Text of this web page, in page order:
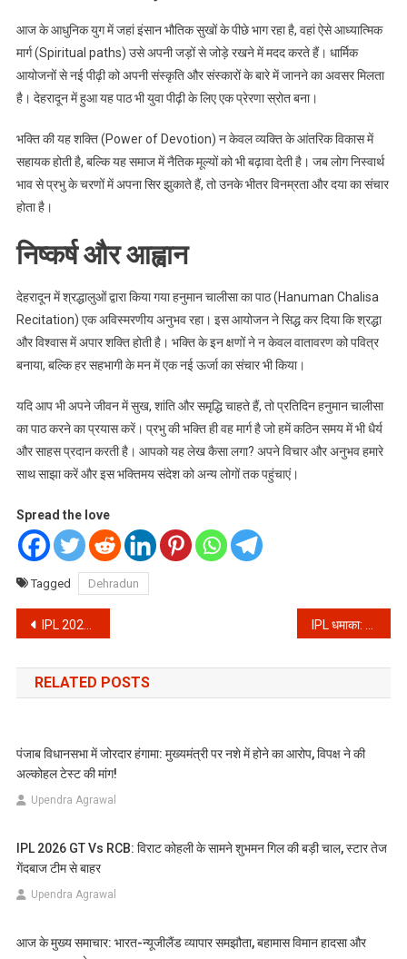
आज के आधुनिक युग में जहां इंसान भौतिक सुखों के पीछे भाग रहा है, वहां ऐसे आध्यात्मिक
मार्ग (Spiritual paths) उसे अपनी जड़ों से जोड़े रखने में मदद करते हैं। धार्मिक
आयोजनों से नई पीढ़ी को अपनी संस्कृति और संस्कारों के बारे में जानने का अवसर मिलता
है। देहरादून में हुआ यह पाठ भी युवा पीढ़ी के लिए एक प्रेरणा स्रोत बना।
भक्ति की यह शक्ति (Power of Devotion) न केवल व्यक्ति के आंतरिक विकास में
सहायक होती है, बल्कि यह समाज में नैतिक मूल्यों को भी बढ़ावा देती है। जब लोग निस्वार्थ
भाव से प्रभु के चरणों में अपना सिर झुकाते हैं, तो उनके भीतर विनम्रता और दया का संचार
होता है।
निष्कर्ष और आह्वान
देहरादून में श्रद्धालुओं द्वारा किया गया हनुमान चालीसा का पाठ (Hanuman Chalisa
Recitation) एक अविस्मरणीय अनुभव रहा। इस आयोजन ने सिद्ध कर दिया कि श्रद्धा
और विश्वास में अपार शक्ति होती है। भक्ति के इन क्षणों ने न केवल वातावरण को पवित्र
बनाया, बल्कि हर सहभागी के मन में एक नई ऊर्जा का संचार भी किया।
यदि आप भी अपने जीवन में सुख, शांति और समृद्धि चाहते हैं, तो प्रतिदिन हनुमान चालीसा
का पाठ करने का प्रयास करें। प्रभु की भक्ति ही वह मार्ग है जो हमें कठिन समय में भी धैर्य
और साहस प्रदान करती है। आपको यह लेख कैसा लगा? अपने विचार और अनुभव हमारे
साथ साझा करें और इस भक्तिमय संदेश को अन्य लोगों तक पहुंचाएं।
Spread the love
Tagged Dehradun
Post
navigation
IPL 2026 का धमाकेदार आगाज: रफ्तार के सौदागरों ने मचाया मैदान पर तहलका, बल्लेबाजों के छूटे पसीने
RELATED POSTS
पंजाब विधानसभा में जोरदार हंगामा: मुख्यमंत्री पर नशे में होने का आरोप, विपक्ष ने की
अल्कोहल टेस्ट की मांग!
Upendra Agrawal
IPL 2026 GT Vs RCB: विराट कोहली के सामने शुभमन गिल की बड़ी चाल, स्टार तेज
गेंदबाज टीम से बाहर
Upendra Agrawal
आज के मुख्य समाचार: भारत-न्यूजीलैंड व्यापार समझौता, बहामास विमान हादसा और